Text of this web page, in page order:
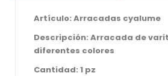
Artículo: Arracadas cyalume
Descripción: Arracada de
diferentes colores
Cantidad: 1 pz